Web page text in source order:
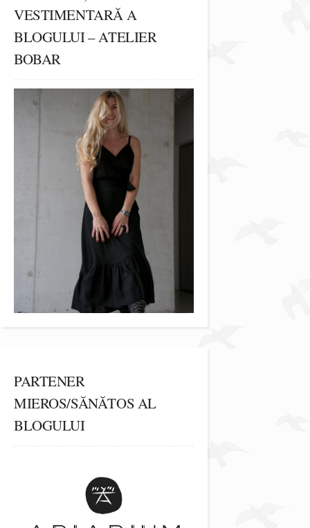
VESTIMENTARĂ A
BLOGULUI – ATELIER
BOBAR
PARTENER
MIEROS/SĂNĂTOS AL
BLOGULUI